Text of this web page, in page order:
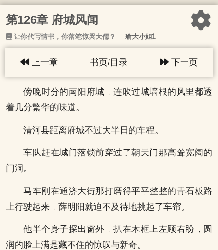
第126章 府城风闻
让你代写情书，你落笔惊哭大儒？ 瑜大小姐1
上一章 书页/目录 下一页
傍晚时分的南阳府城，连吹过城墙根的风里都透
着几分繁华的味道。
清河县距离府城不过大半日的车程。
车队赶在城门落锁前穿过了朝天门那高耸宽阔的
门洞。
马车刚在通济大街那打磨得平平整整的青石板路
上行驶起来，薛明阳就迫不及待地挑起了车帘。
他半个身子探出窗外，扒在木框上左顾右盼，圆
润的脸上满是藏不住的惊叹与新奇。